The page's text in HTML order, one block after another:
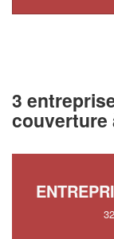
3
couverture
✕